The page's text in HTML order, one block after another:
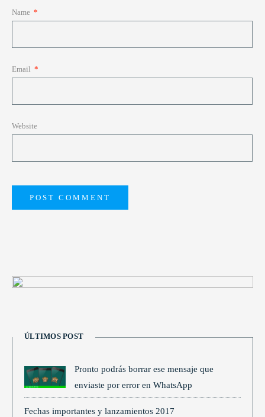
Name *
Email *
Website
ÚLTIMOS POST
Pronto podrás borrar ese mensaje que
enviaste por error en WhatsApp
Fechas importantes y lanzamientos 2017